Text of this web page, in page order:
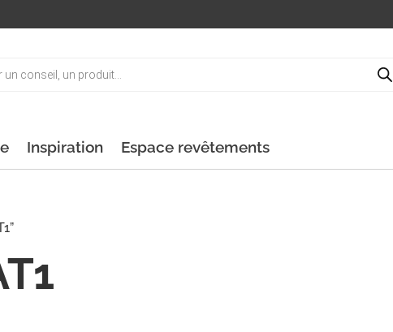
Inspiration Espace revêtements